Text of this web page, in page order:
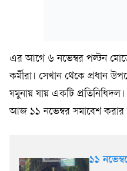
এর আগে ৬ নভেম্বর পল্টন
কর্মীরা। সেখান থেকে প্রধান
যমুনায় যায় একটি
আজ ১১ নভেম্বর সমাবেশ করার
১১